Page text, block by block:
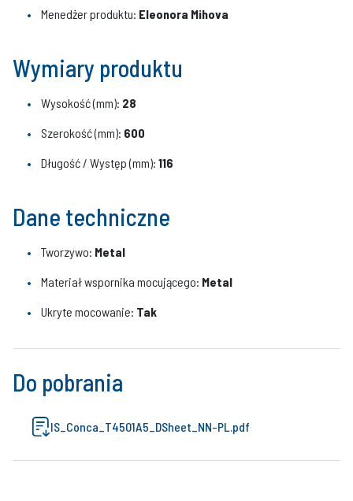
Menedżer produktu: Eleonora Mihova
Wymiary produktu
Wysokość (mm): 28
Szerokość (mm): 600
Długość / Występ (mm): 116
Dane techniczne
Tworzywo: Metal
Materiał wspornika mocującego: Metal
Ukryte mocowanie: Tak
Do pobrania
IS_Conca_T4501A5_DSheet_NN-PL.pdf